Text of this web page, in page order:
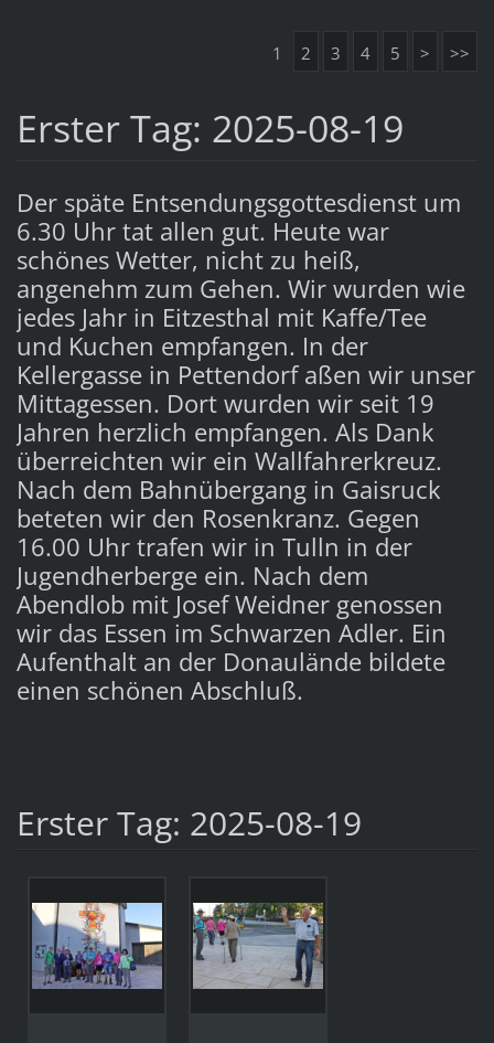
1 2 3 4 5 > >>
Erster Tag: 2025-08-19
Der späte Entsendungsgottesdienst um
6.30 Uhr tat allen gut. Heute war
schönes Wetter, nicht zu heiß,
angenehm zum Gehen. Wir wurden wie
jedes Jahr in Eitzesthal mit Kaffe/Tee
und Kuchen empfangen. In der
Kellergasse in Pettendorf aßen wir unser
Mittagessen. Dort wurden wir seit 19
Jahren herzlich empfangen. Als Dank
überreichten wir ein Wallfahrerkreuz.
Nach dem Bahnübergang in Gaisruck
beteten wir den Rosenkranz. Gegen
16.00 Uhr trafen wir in Tulln in der
Jugendherberge ein. Nach dem
Abendlob mit Josef Weidner genossen
wir das Essen im Schwarzen Adler. Ein
Aufenthalt an der Donaulände bildete
einen schönen Abschluß.
Erster Tag: 2025-08-19